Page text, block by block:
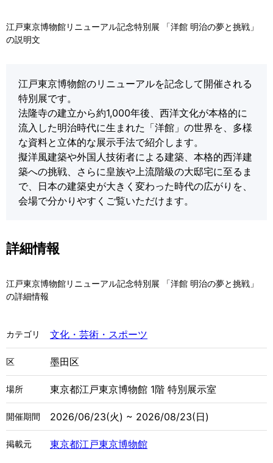
江戸東京博物館リニューアル記念特別展 「洋館 明治の夢と挑戦」
の説明文
江戸東京博物館のリニューアルを記念して開催される
特別展です。
法隆寺の建立から約1,000年後、西洋文化が本格的に
流入した明治時代に生まれた「洋館」の世界を、多様
な資料と立体的な展示手法で紹介します。
擬洋風建築や外国人技術者による建築、本格的西洋建
築への挑戦、さらに皇族や上流階級の大邸宅に至るま
で、日本の建築史が大きく変わった時代の広がりを、
会場で分かりやすくご覧いただけます。
詳細情報
江戸東京博物館リニューアル記念特別展 「洋館 明治の夢と挑戦」
の詳細情報
カテゴリ 文化・芸術・スポーツ
区 墨田区
場所 東京都江戸東京博物館 1階 特別展示室
開催期間 2026/06/23(火) ~ 2026/08/23(日)
掲載元 東京都江戸東京博物館